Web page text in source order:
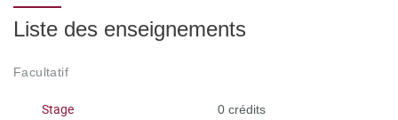
Liste des enseignements
Facultatif
Stage 0 crédits